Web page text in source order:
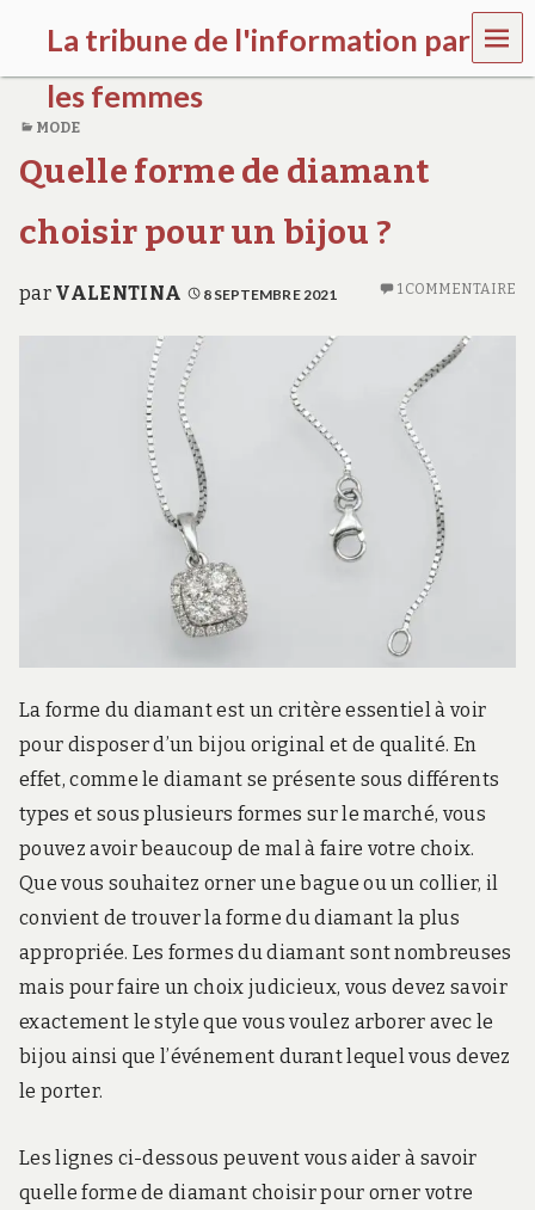
La tribune de l'information par
les femmes
a
t
i
n
r
MEN
U
MODE
Quelle forme de diamant
choisir pour un bijou ?
par VALENTINA 8 SEPTEMBRE 2021 1 COMMENTAIRE
La forme du diamant est un critère essentiel à voir
pour disposer d’un bijou original et de qualité. En
effet, comme le diamant se présente sous différents
types et sous plusieurs formes sur le marché, vous
pouvez avoir beaucoup de mal à faire votre choix.
Que vous souhaitez orner une bague ou un collier, il
convient de trouver la forme du diamant la plus
appropriée. Les formes du diamant sont nombreuses
mais pour faire un choix judicieux, vous devez savoir
exactement le style que vous voulez arborer avec le
bijou ainsi que l’événement durant lequel vous devez
le porter.
Les lignes ci-dessous peuvent vous aider à savoir
quelle forme de diamant choisir pour orner votre